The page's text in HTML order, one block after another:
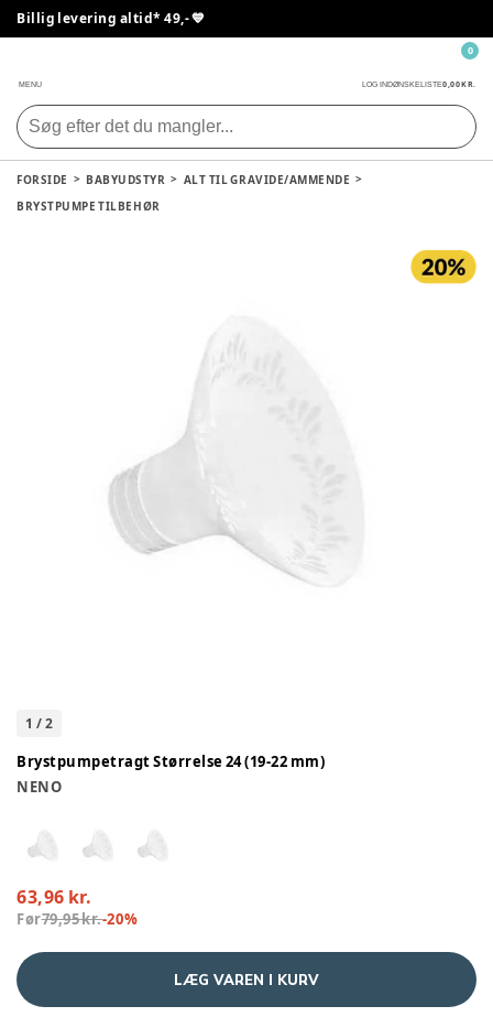
Billig levering altid* 49,- 💙
MENU LOG INDØNSKELISTE0,00 KR.
0
FORSIDE BABYUDSTYR
ALT TIL GRAVIDE/AMMENDE
BRYSTPUMPE TILBEHØR
1 /2
Brystpumpetragt Størrelse 24 (19-22 mm)
NENO
63,96 kr.
Før79,95 kr.-20%
LÆG VAREN I KURV